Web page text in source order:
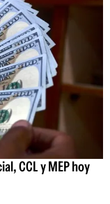
CCL y MEP hoy